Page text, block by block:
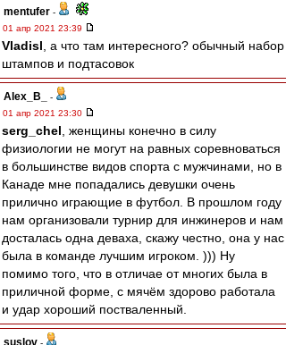
mentufer -
01 апр 2021 23:39
Vladisl , а что там интересного? обычный набор
штампов и подтасовок
Alex_B_
-
01 апр 2021 23:30
serg_chel , женщины конечно в силу
физиологии не могут на равных соревноваться
в большинстве видов спорта с мужчинами, но в
Канаде мне попадались девушки очень
прилично играющие в футбол. В прошлом году
нам организовали турнир для инжинеров и нам
досталась одна деваха, скажу честно, она у нас
была в команде лучшим игроком. ))) Ну
помимо того, что в отличае от многих была в
приличной форме, с мячём здорово работала
и удар хороший постваленный.
suslov -